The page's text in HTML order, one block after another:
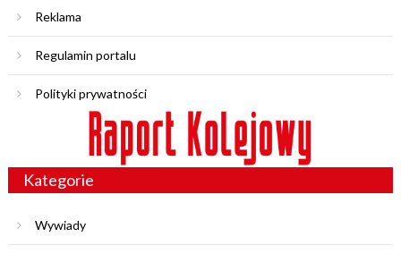
Reklama
Regulamin portalu
Polityki prywatności
Kategorie
Wywiady